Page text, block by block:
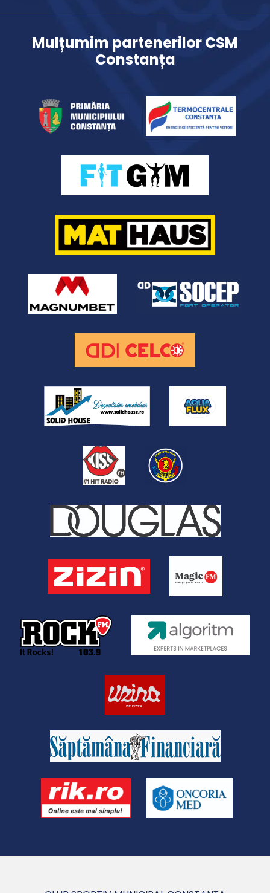
Mulțumim partenerilor CSM
Constanța